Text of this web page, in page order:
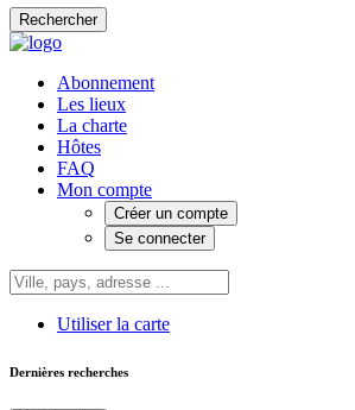
Rechercher
Abonnement
Les lieux
La charte
Hôtes
FAQ
Mon compte
Créer un compte
Se connecter
Utiliser la carte
Dernières recherches